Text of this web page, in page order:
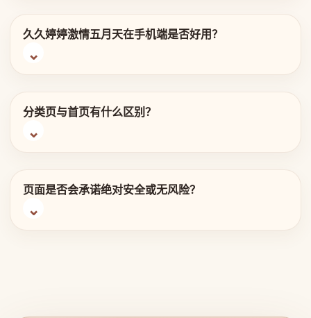
久久婷婷激情五月天在手机端是否好用？
分类页与首页有什么区别？
页面是否会承诺绝对安全或无风险？